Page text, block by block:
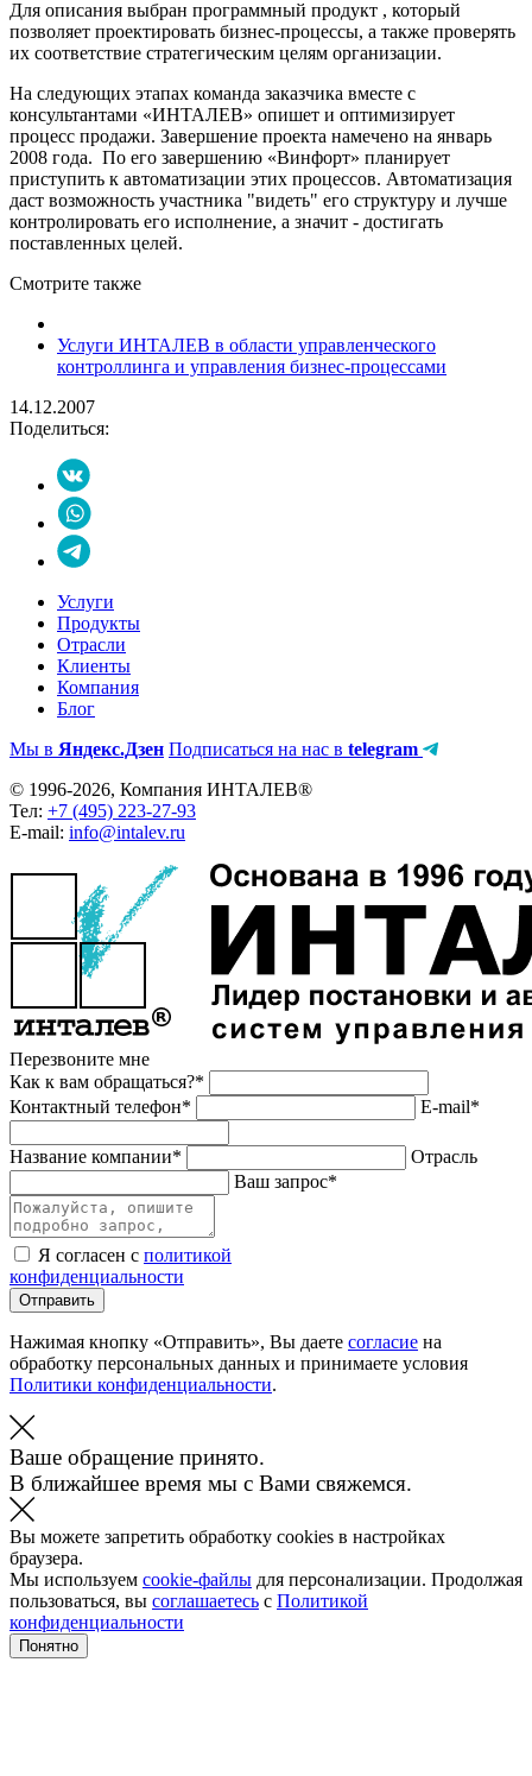
Для описания выбран программный продукт , который
позволяет проектировать бизнес-процессы, а также проверять
их соответствие стратегическим целям организации.
На следующих этапах команда заказчика вместе с
консультантами «ИНТАЛЕВ» опишет и оптимизирует
процесс продажи. Завершение проекта намечено на январь
2008 года. По его завершению «Винфорт» планирует
приступить к автоматизации этих процессов. Автоматизация
даст возможность участника "видеть" его структуру и лучше
контролировать его исполнение, а значит - достигать
поставленных целей.
Cмотрите также
Услуги ИНТАЛЕВ в области управленческого
контроллинга и управления бизнес-процессами
14.12.2007
Поделиться:
Услуги
Продукты
Отрасли
Клиенты
Компания
Блог
Мы в Яндекс.Дзен Подписаться на нас в telegram
© 1996-2026, Компания ИНТАЛЕВ®
Тел: +7 (495) 223-27-93
E-mail: info@intalev.ru
Перезвоните мне
Как к вам обращаться?*
Контактный телефон*
E-mail*
Название компании*
Отрасль
Ваш запрос*
Я согласен с политикой
конфиденциальности
Отправить
Нажимая кнопку «Отправить», Вы даете согласие на
обработку персональных данных и принимаете условия
Политики конфиденциальности.
Ваше обращение принято.
В ближайшее время мы с Вами свяжемся.
Вы можете запретить обработку cookies в настройках
браузера.
Мы используем cookie-файлы для персонализации. Продолжая
пользоваться, вы соглашаетесь с Политикой
конфиденциальности
Понятно